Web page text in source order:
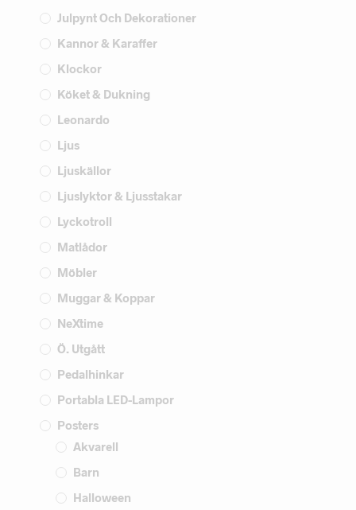
Julpynt Och Dekorationer
Kannor & Karaffer
Klockor
Köket & Dukning
Leonardo
Ljus
Ljuskällor
Ljuslyktor & Ljusstakar
Lyckotroll
Matlådor
Möbler
Muggar & Koppar
NeXtime
Ö. Utgått
Pedalhinkar
Portabla LED-Lampor
Posters
Akvarell
Barn
Halloween